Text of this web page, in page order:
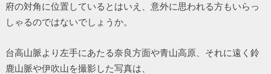
府の対角に位置しているとはいえ、意外に思われる方もいらっ
しゃるのではないでしょうか。
台高山脈より左手にあたる奈良方面や青山高原、それに遠く鈴
鹿山脈や伊吹山を撮影した写真は、